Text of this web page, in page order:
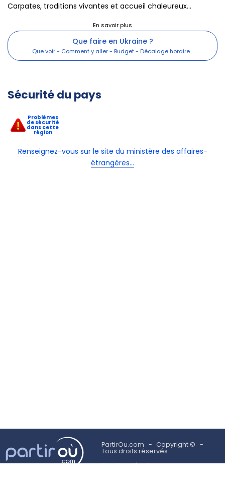
Carpates, traditions vivantes et accueil chaleureux...
Que faire en Ukraine ?
Sécurité du pays
Problèmes
de sécurité
dans cette
région
Renseignez-vous sur le site du ministère des affaires-
étrangères...
PartirOu.com Copyright ©
Tous droits réservés
Mentions légales